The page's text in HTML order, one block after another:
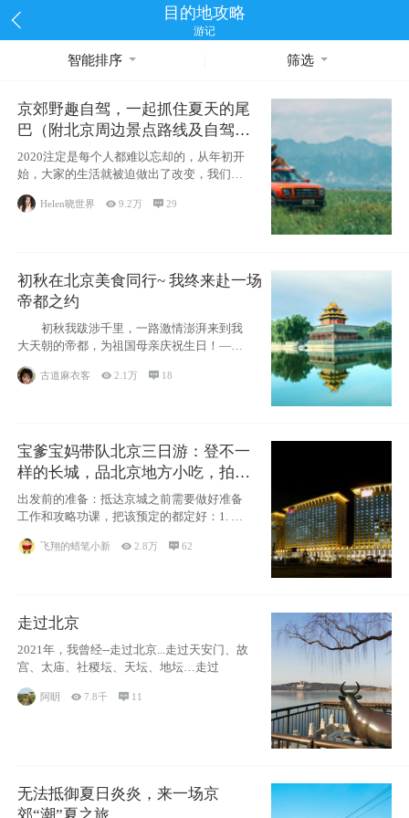
目的地攻略
游记
智能排序 筛选
京郊野趣自驾，一起抓住夏天的尾
巴（附北京周边景点路线及自驾攻
略）
2020注定是每个人都难以忘却的，从年初开
始，大家的生活就被迫做出了改变，我们也
不例外。本来双双辞职是为
Helen晓世界 9.2万 29
初秋在北京美食同行~ 我终来赴一场
帝都之约
初秋我跋涉千里，一路激情澎湃来到我
大天朝的帝都，为祖国母亲庆祝生日！——
古道麻衣客 2.1万  18
宝爹宝妈带队北京三日游：登不一
样的长城，品北京地方小吃，拍盘
古七星夜景！
出发前的准备：抵达京城之前需要做好准备
工作和攻略功课，把该预定的都定好：1. 酒
飞翔的蜡笔小新 2.8万 62
走过北京
2021年，我曾经--走过北京...走过天安门、故
宫、太庙、社稷坛、天坛、地坛…走过
阿眀 7.8千  11
无法抵御夏日炎炎，来一场京